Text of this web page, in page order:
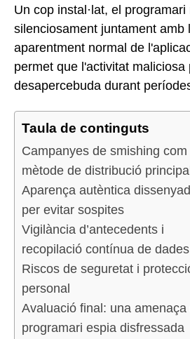
Un cop instal·lat, el
silenciosament juntament amb
aparentment normal de
permet que l'activitat maliciosa
desapercebuda durant
Taula de continguts
Campanyes de smishing com
mètode de distribució
Aparença autèntica
per evitar sospites
Vigilància d’antecedents i
recopilació contínua de dades
Riscos de seguretat i
personal
Avaluació final: una amenaça
programari espia disfressada